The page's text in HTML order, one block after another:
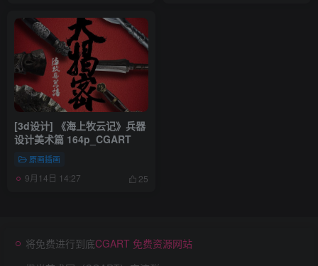
[3d设计] 《海上牧云记》兵器
设计美术篇 164p_CGART
原画插画
9月14日 14:27 25
将免费进行到底CGART 免费资源网站